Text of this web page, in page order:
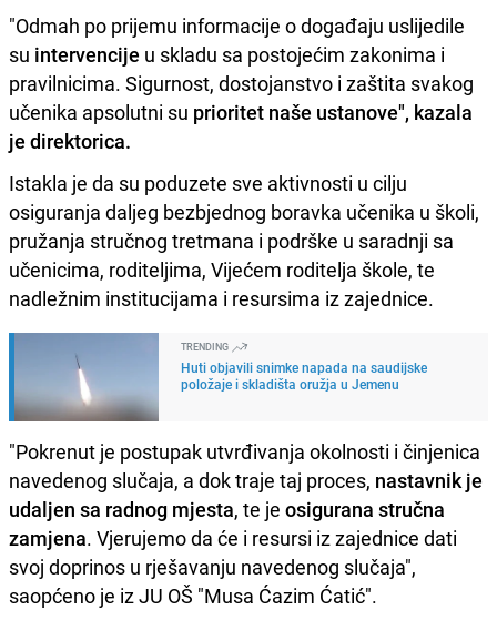
"Odmah po prijemu informacije o događaju uslijedile
su intervencije u skladu sa postojećim zakonima i
pravilnicima. Sigurnost, dostojanstvo i zaštita svakog
učenika apsolutni su prioritet naše ustanove", kazala
je direktorica.
Istakla je da su poduzete sve aktivnosti u cilju
osiguranja daljeg bezbjednog boravka učenika u školi,
pružanja stručnog tretmana i podrške u saradnji sa
učenicima, roditeljima, Vijećem roditelja škole, te
nadležnim institucijama i resursima iz zajednice.
TRENDING
Huti objavili snimke napada na saudijske
položaje i skladišta oružja u Jemenu
"Pokrenut je postupak utvrđivanja okolnosti i činjenica
navedenog slučaja, a dok traje taj proces, nastavnik je
udaljen sa radnog mjesta, te je osigurana stručna
zamjena. Vjerujemo da će i resursi iz zajednice dati
svoj doprinos u rješavanju navedenog slučaja",
saopćeno je iz JU OŠ "Musa Ćazim Ćatić".